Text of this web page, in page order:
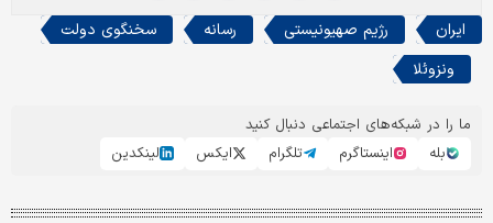
ایران رژیم صهیونیستی رسانه
سخنگوی دولت
ونزوئلا
ما را در شبکه‌های اجتماعی دنبال کنید
بله
اینستاگرم تلگرام ایکس لینکدین